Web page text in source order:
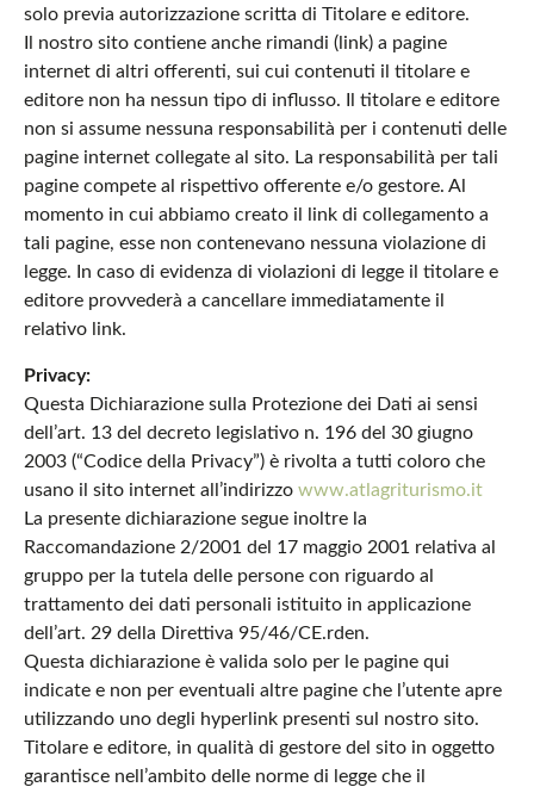
solo previa autorizzazione scritta di Titolare e editore.
Il nostro sito contiene anche rimandi (link) a pagine
internet di altri offerenti, sui cui contenuti il titolare e
editore non ha nessun tipo di influsso. Il titolare e editore
non si assume nessuna responsabilità per i contenuti delle
pagine internet collegate al sito. La responsabilità per tali
pagine compete al rispettivo offerente e/o gestore. Al
momento in cui abbiamo creato il link di collegamento a
tali pagine, esse non contenevano nessuna violazione di
legge. In caso di evidenza di violazioni di legge il titolare e
editore provvederà a cancellare immediatamente il
relativo link.
Privacy:
Questa Dichiarazione sulla Protezione dei Dati ai sensi
dell’art. 13 del decreto legislativo n. 196 del 30 giugno
2003 (“Codice della Privacy”) è rivolta a tutti coloro che
usano il sito internet all’indirizzo www.atlagriturismo.it
La presente dichiarazione segue inoltre la
Raccomandazione 2/2001 del 17 maggio 2001 relativa al
gruppo per la tutela delle persone con riguardo al
trattamento dei dati personali istituito in applicazione
dell’art. 29 della Direttiva 95/46/CE.rden.
Questa dichiarazione è valida solo per le pagine qui
indicate e non per eventuali altre pagine che l’utente apre
utilizzando uno degli hyperlink presenti sul nostro sito.
Titolare e editore, in qualità di gestore del sito in oggetto
garantisce nell’ambito delle norme di legge che il